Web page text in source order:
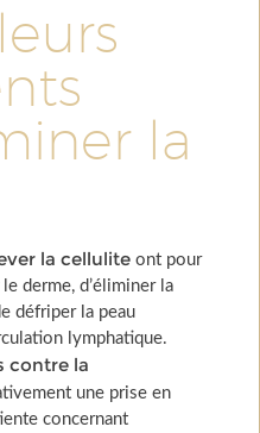
la
la celluliteont pour
derme, d’éliminer la
défriper la peau
lymphatique.
contre la
une prise en
concernant